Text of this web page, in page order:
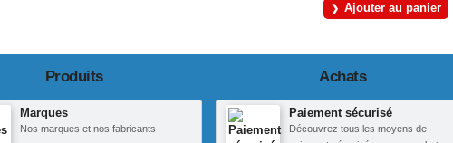
Ajouter au panier
Produits
Marques
Nos marques et nos fabricants
Achats
Paiement sécurisé
Découvrez tous les moyens de